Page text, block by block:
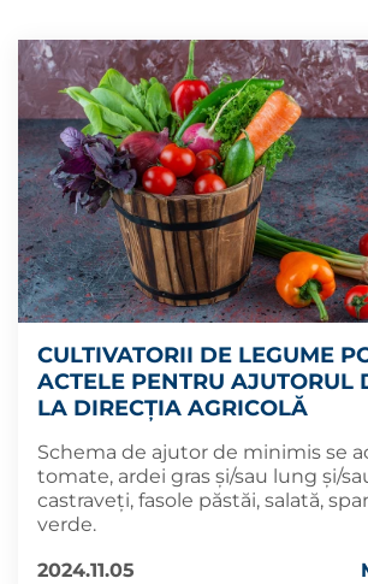
CULTIVATORII DE LEGUME
ACTELE PENTRU AJUTORUL
LA DIRECȚIA AGRICOLĂ
Schema de ajutor de minimis se
tomate, ardei gras și/sau lung și/
castraveți, fasole păstăi, salată,
verde.
2024.11.05